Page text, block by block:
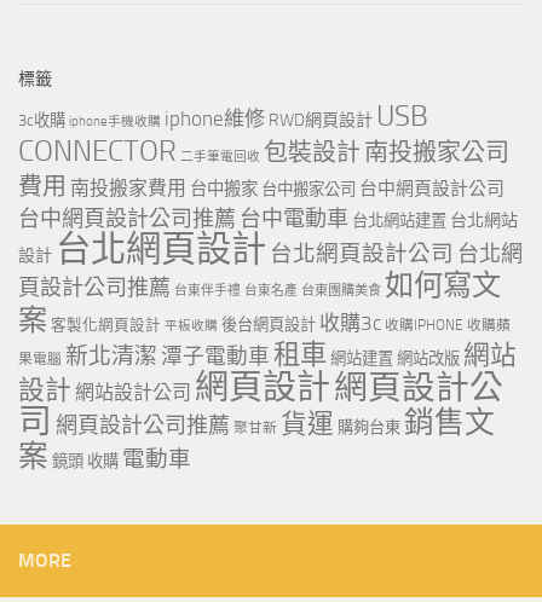
標籤
3c收購 iphone手機收購 iphone維修 RWD網頁設計 USB
CONNECTOR 二手筆電回收 包裝設計 南投搬家公司
費用 南投搬家費用 台中搬家 台中搬家公司 台中網頁設計公司
台中網頁設計公司推薦 台中電動車 台北網站建置 台北網站
設計 台北網頁設計 台北網頁設計公司 台北網
頁設計公司推薦 台東伴手禮 台東名產 台東團購美食 如何寫文
案 客製化網頁設計 平板收購 後台網頁設計 收購3c 收購IPHONE 收購蘋
果電腦 新北清潔 潭子電動車租車 網站建置 網站改版 網站
設計 網站設計公司 網頁設計網頁設計公
司 網頁設計公司推薦 聚甘新 貨運 購夠台東 銷售文
案 鏡頭 收購 電動車
MORE